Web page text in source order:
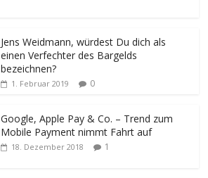
Jens Weidmann, würdest Du dich als
einen Verfechter des Bargelds
bezeichnen?
1. Februar 2019 0
Google, Apple Pay & Co. – Trend zum
Mobile Payment nimmt Fahrt auf
18. Dezember 2018 1